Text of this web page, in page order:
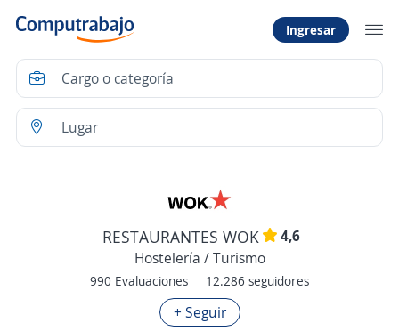
Ingresar
RESTAURANTES WOK
4,6
Hostelería / Turismo
990 Evaluaciones 12.286 seguidores
+ Seguir